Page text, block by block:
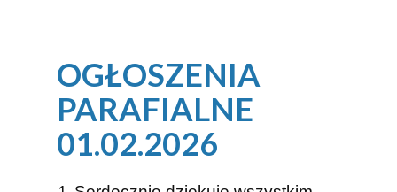
OGŁOSZENIA
PARAFIALNE
01.02.2026